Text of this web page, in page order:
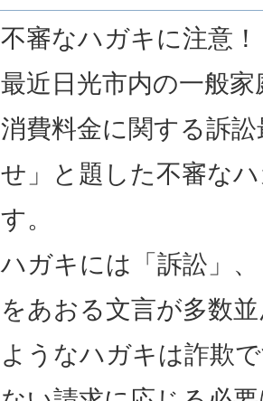
不審なハガキに注意
最近日光市内の一般
消費料金に関する訴
せ」と題した不審な
す。
ハガキには「訴訟」
をあおる文言が多数
ようなハガキは詐欺